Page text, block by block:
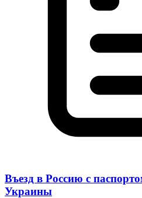
Въезд в Россию с
Украины